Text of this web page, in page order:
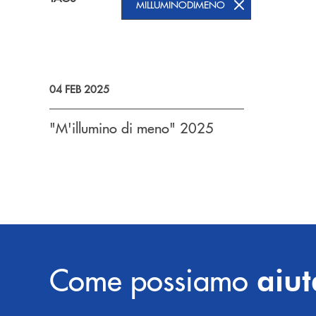
MILLUMINODIMENO
04 FEB 2025
"M'illumino di meno" 2025
Come possiamo